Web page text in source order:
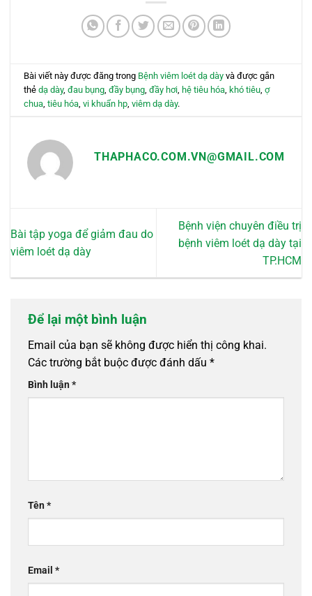
Bài viết này được đăng trong Bệnh viêm loét dạ dày và được gắn
thẻdạ dày,đau bụng ,đầy bụng ,đầy hơi ,hệ tiêu hóa ,khó tiêu ,ợ
chua ,tiêu hóa ,vi khuẩn hp ,viêm dạ dày.
THAPHACO.COM.VN@GMAIL.COM
Bài tập yoga để giảm đau do
viêm loét dạ dày
Bệnh viện chuyên điều trị
bệnh viêm loét dạ dày tại
TP.HCM
Để lại một bình luận
Email của bạn sẽ không được hiển thị công khai.
Các trường bắt buộc được đánh dấu *
Bình luận*
Tên*
Email *